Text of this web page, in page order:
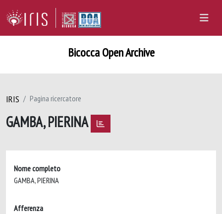
Bicocca Open Archive
IRIS Pagina ricercatore
GAMBA, PIERINA
Nome completo
GAMBA, PIERINA
Afferenza